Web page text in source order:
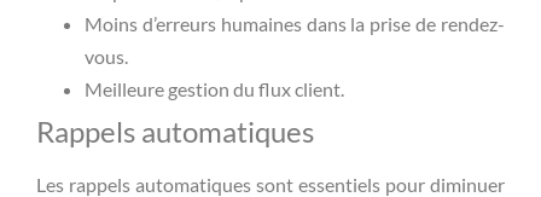
Moins d’erreurs humaines dans la prise de rendez-
vous.
Meilleure gestion du flux client.
Rappels automatiques
Les rappels automatiques sont essentiels pour diminuer